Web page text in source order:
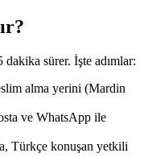
sürer. İşte adımlar:
alma yerini (Mardin
ve WhatsApp ile
Türkçe konuşan yetkili